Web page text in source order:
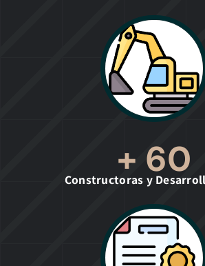
+ 60
Constructoras y